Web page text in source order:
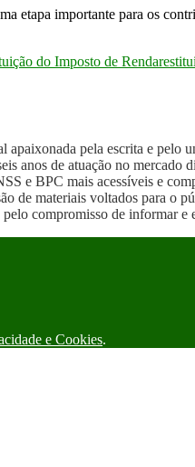
etapa importante para os
do Imposto de Renda
apaixonada pela escrita e
anos de atuação no
e BPC mais acessíveis e
de materiais voltados para o
compromisso de informar
e Cookies.